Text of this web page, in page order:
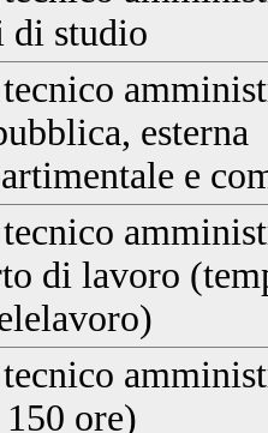
di studio
tecnico
esterna
e
tecnico
di lavoro
tecnico
ore)